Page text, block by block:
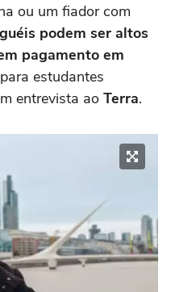
ou um fiador com
podem ser altos
pagamento em
estudantes
entrevista ao Terra.